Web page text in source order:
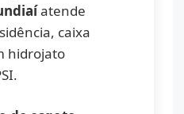
atende
caixa
hidrojato